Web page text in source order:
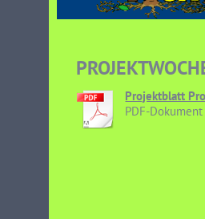
Projektblatt
PDF-